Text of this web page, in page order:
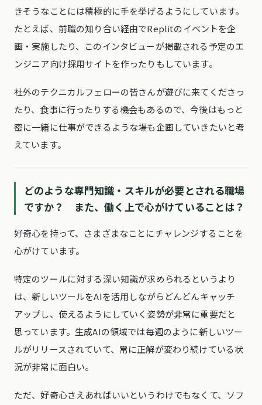
きそうなことには積極的に手を挙げるようにしています。
たとえば、前職の知り合い経由でReplitのイベントを企
画・実施したり、このインタビューが掲載される予定のエ
ンジニア向け採用サイトを作ったりもしています。
社外のテクニカルフェローの皆さんが遊びに来てくださっ
たり、食事に行ったりする機会もあるので、今後はもっと
密に一緒に仕事ができるような場も企画していきたいと考
えています。
どのような専門知識・スキルが必要とされる職場
ですか？ また、働く上で心がけていることは？
好奇心を持って、さまざまなことにチャレンジすることを
心がけています。
特定のツールに対する深い知識が求められるというより
は、新しいツールをAIを活用しながらどんどんキャッチ
アップし、使えるようにしていく姿勢が非常に重要だと
思っています。生成AIの領域では毎週のように新しいツー
ルがリリースされていて、常に正解が変わり続けている状
況が非常に面白い。
ただ、好奇心さえあればいいというわけでもなくて、ソフ